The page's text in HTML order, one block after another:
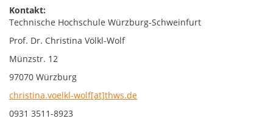
Kontakt:
Technische Hochschule Würzburg-Schweinfurt
Prof. Dr. Christina Völkl-Wolf
Münzstr. 12
97070 Würzburg
christina.voelkl-wolf[at]thws.de
0931 3511-8923